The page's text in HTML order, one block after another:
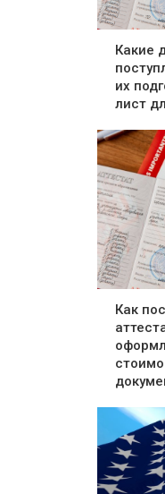
Какие
их
лист
Как